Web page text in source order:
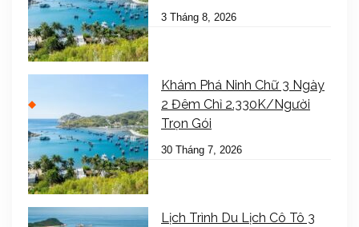
3 Tháng 8, 2026
Khám Phá Ninh Chữ 3 Ngày
2 Đêm Chỉ 2.330K/Người
Trọn Gói
30 Tháng 7, 2026
Lịch Trình Du Lịch Cô Tô 3